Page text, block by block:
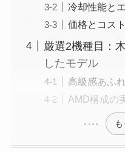
冷却性能と
価格とコス
厳選2機種目：
したモデル
高級感あふ
AMD構成の